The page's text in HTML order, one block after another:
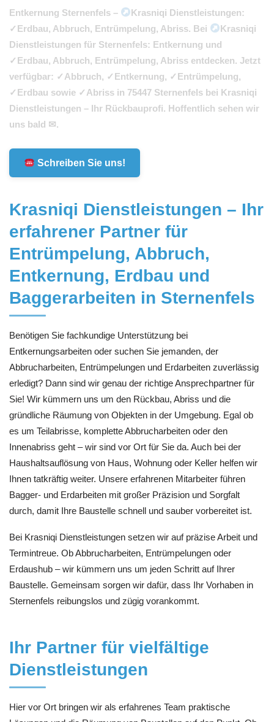
Entkernung Sternenfels –
Krasniqi Dienstleistungen:
✓Erdbau, Abbruch, Entrümpelung, Abriss. Bei
Krasniqi
Dienstleistungen für Sternenfels: Entkernung und
✓Erdbau, Abbruch, Entrümpelung, Abriss entdecken. Jetzt
verfügbar: ✓Abbruch, ✓Entkernung, ✓Entrümpelung,
✓Erdbau sowie ✓Abriss in 75447 Sternenfels bei Krasniqi
Dienstleistungen – Ihr Rückbauprofi. Hoffentlich sehen wir
uns bald ✉.
Schreiben Sie uns!
Krasniqi Dienstleistungen – Ihr
erfahrener Partner für
Entrümpelung, Abbruch,
Entkernung, Erdbau und
Baggerarbeiten in Sternenfels
Benötigen Sie fachkundige Unterstützung bei
Entkernungsarbeiten oder suchen Sie jemanden, der
Abbrucharbeiten, Entrümpelungen und Erdarbeiten zuverlässig
erledigt? Dann sind wir genau der richtige Ansprechpartner für
Sie! Wir kümmern uns um den Rückbau, Abriss und die
gründliche Räumung von Objekten in der Umgebung. Egal ob
es um Teilabrisse, komplette Abbrucharbeiten oder den
Innenabriss geht – wir sind vor Ort für Sie da. Auch bei der
Haushaltsauflösung von Haus, Wohnung oder Keller helfen wir
Ihnen tatkräftig weiter. Unsere erfahrenen Mitarbeiter führen
Bagger- und Erdarbeiten mit großer Präzision und Sorgfalt
durch, damit Ihre Baustelle schnell und sauber vorbereitet ist.
Bei Krasniqi Dienstleistungen setzen wir auf präzise Arbeit und
Termintreue. Ob Abbrucharbeiten, Entrümpelungen oder
Erdaushub – wir kümmern uns um jeden Schritt auf Ihrer
Baustelle. Gemeinsam sorgen wir dafür, dass Ihr Vorhaben in
Sternenfels reibungslos und zügig vorankommt.
Ihr Partner für vielfältige
Dienstleistungen
Hier vor Ort bringen wir als erfahrenes Team praktische